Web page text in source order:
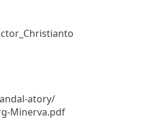
atory/
Minerva.pdf